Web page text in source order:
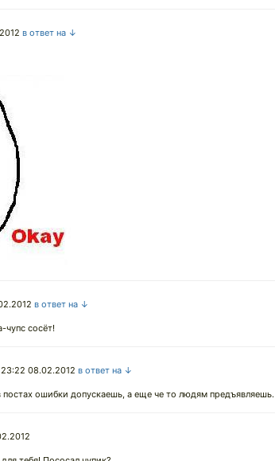
в ответ на ↓
в ответ на ↓
чупс сосёт!
23:22 08.02.2012 в ответ на ↓
ошибки допускаешь, а еще че то людям предъявляешь.